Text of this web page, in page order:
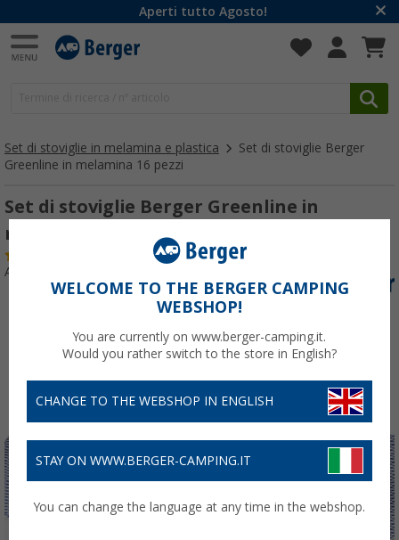
Aperti tutto Agosto!
Set di stoviglie in melamina e plastica
Set di stoviglie Berger
Greenline in melamina 16 pezzi
Set di stoviglie Berger Greenline in
melamina 16 pezzi
Articolo n: 448250
WELCOME TO THE BERGER CAMPING
WEBSHOP!
You are currently on www.berger-camping.it.
Would you rather switch to the store in English?
CHANGE TO THE WEBSHOP IN ENGLISH
STAY ON WWW.BERGER-CAMPING.IT
You can change the language at any time in the webshop.